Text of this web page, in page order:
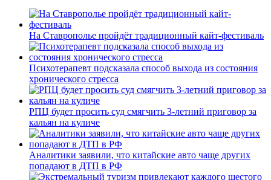
На Ставрополье пройдёт традиционный кайт-фестиваль
Психотерапевт подсказала способ выхода из состояния
хронического стресса
РПЦ будет просить суд смягчить 3-летний приговор за
кальян на куличе
Аналитики заявили, что китайские авто чаще других
попадают в ДТП в РФ